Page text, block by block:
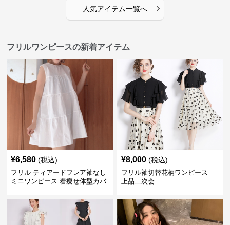
人気アイテム一覧へ ›
フリルワンピースの新着アイテム
¥6,580 (税込)
フリル ティアードフレア袖なし
ミニワンピース 着痩せ体型カバ
¥8,000 (税込)
フリル袖切替花柄ワンピース
上品二次会